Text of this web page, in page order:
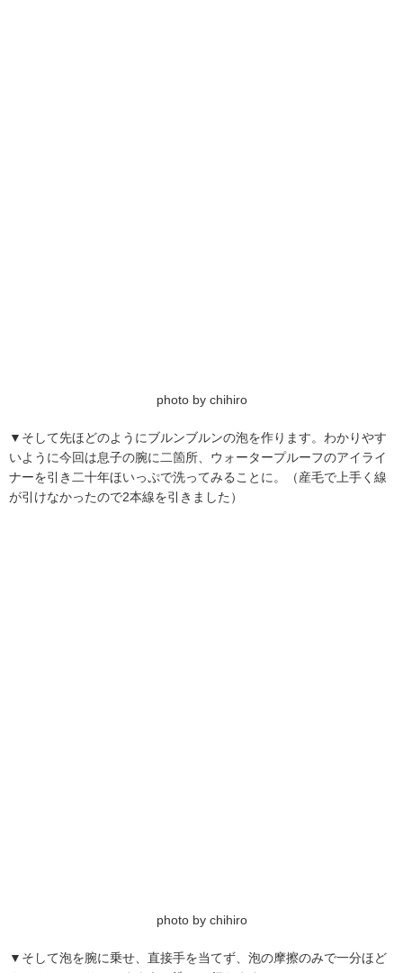
photo by chihiro
▼そして先ほどのようにブルンブルンの泡を作ります。わかりやす
いように今回は息子の腕に二箇所、ウォータープルーフのアイライ
ナーを引き二十年ほいっぷで洗ってみることに。（産毛で上手く線
が引けなかったので2本線を引きました）
photo by chihiro
▼そして泡を腕に乗せ、直接手を当てず、泡の摩擦のみで一分ほど